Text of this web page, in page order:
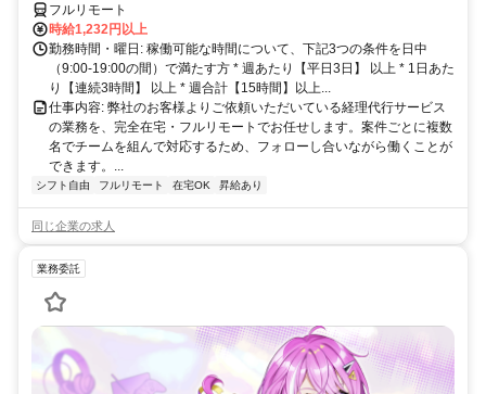
フルリモート
時給1,232円以上
勤務時間・曜日: 稼働可能な時間について、下記3つの条件を日中
（9:00-19:00の間）で満たす方 * 週あたり【平日3日】 以上 * 1日あた
り【連続3時間】 以上 * 週合計【15時間】以上...
仕事内容: 弊社のお客様よりご依頼いただいている経理代行サービス
の業務を、完全在宅・フルリモートでお任せします。案件ごとに複数
名でチームを組んで対応するため、フォローし合いながら働くことが
できます。...
シフト自由 フルリモート 在宅OK 昇給あり
同じ企業の求人
業務委託